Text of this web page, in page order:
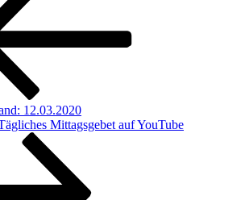
12.03.2020
Mittagsgebet auf YouTube